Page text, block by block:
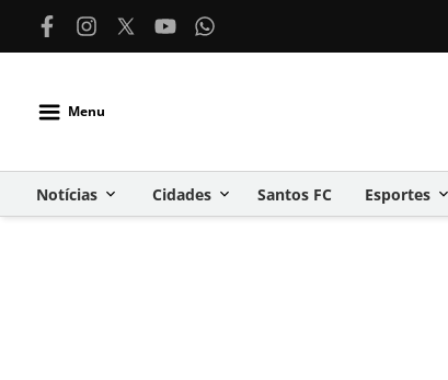
Menu
Notícias Cidades Santos FC Esportes